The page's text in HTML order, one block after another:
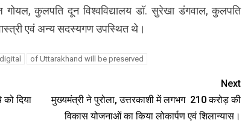
गोयल, कुलपति दून विश्वविद्यालय डॉ. सुरेखा डंगवाल, कुलपति
एवं अन्य सदस्यगण उपस्थित थे।
of Uttarakhand will be preserved
दिया
Next
मुख्यमंत्री ने पुरोला, उत्तरकाशी में लगभग ₹ 210 करोड़ की
विकास योजनाओं का किया लोकार्पण एवं शिलान्यास।